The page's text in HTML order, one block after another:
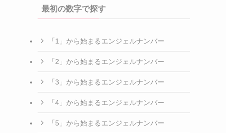
最初の数字で探す
「1」から始まるエンジェルナンバー
「2」から始まるエンジェルナンバー
「3」から始まるエンジェルナンバー
「4」から始まるエンジェルナンバー
「5」から始まるエンジェルナンバー